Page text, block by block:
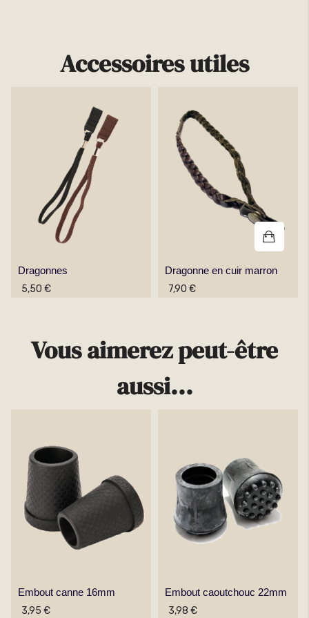
Accessoires utiles
Dragonnes
5,50 €
Dragonne en cuir marron
7,90 €
Vous aimerez peut-être
aussi...
Embout canne 16mm
3,95 €
Embout caoutchouc 22mm
3,98 €